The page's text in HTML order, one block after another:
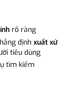
rõ ràng
định xuất xứ
tiêu dùng
tìm kiếm